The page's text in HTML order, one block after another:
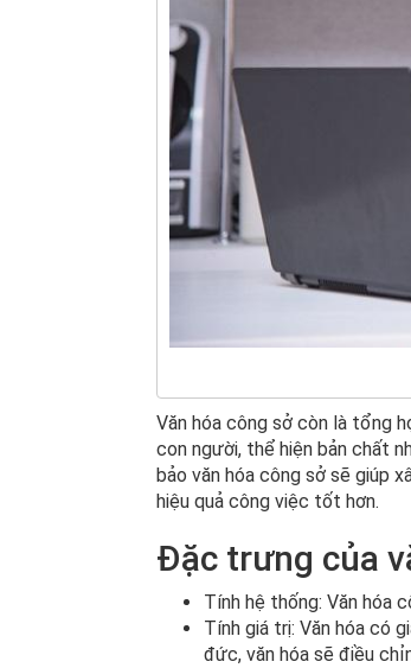
Văn hóa công sở còn là tổng
con người, thể hiện bản chất
bảo văn hóa công sở sẽ giúp
hiệu quả công việc tốt hơn.
Đặc trưng của
Tính hệ thống: Văn hóa
Tính giá trị: Văn hóa có
đức, văn hóa sẽ điều